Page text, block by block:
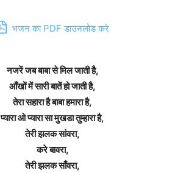
भजन का PDF डाउनलोड करे
नजरें जब बाबा से मिल जाती है,
आँखों में सारी बातें हो जाती है,
तेरा सहारा है बाबा हमारा है,
प्यारा ओ प्यारा सा मुखडा तुम्हारा है,
तेरी झलक सांवरा,
करे बावरा,
तेरी झलक साँवरा,